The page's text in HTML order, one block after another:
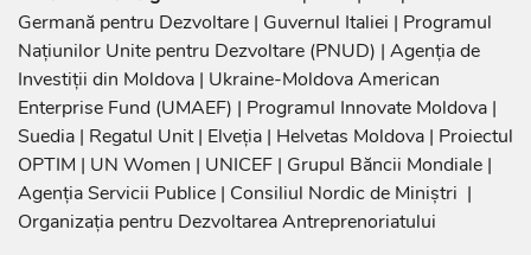
Germană pentru Dezvoltare | Guvernul Italiei | Programul
Națiunilor Unite pentru Dezvoltare (PNUD) | Agenția de
Investiții din Moldova | Ukraine-Moldova American
Enterprise Fund (UMAEF) | Programul Innovate Moldova |
Suedia | Regatul Unit | Elveția | Helvetas Moldova | Proiectul
OPTIM | UN Women | UNICEF | Grupul Băncii Mondiale |
Agenția Servicii Publice | Consiliul Nordic de Miniștri |
Organizația pentru Dezvoltarea Antreprenoriatului